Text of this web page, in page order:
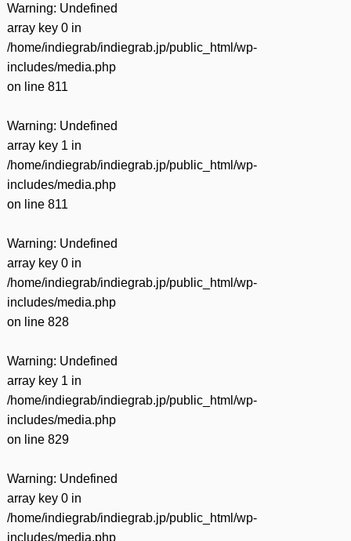
Warning: Undefined
array key 0 in
/home/indiegrab/indiegrab.jp/public_html/wp-
includes/media.php
on line 811
Warning: Undefined
array key 1 in
/home/indiegrab/indiegrab.jp/public_html/wp-
includes/media.php
on line 811
Warning: Undefined
array key 0 in
/home/indiegrab/indiegrab.jp/public_html/wp-
includes/media.php
on line 828
Warning: Undefined
array key 1 in
/home/indiegrab/indiegrab.jp/public_html/wp-
includes/media.php
on line 829
Warning: Undefined
array key 0 in
/home/indiegrab/indiegrab.jp/public_html/wp-
includes/media.php